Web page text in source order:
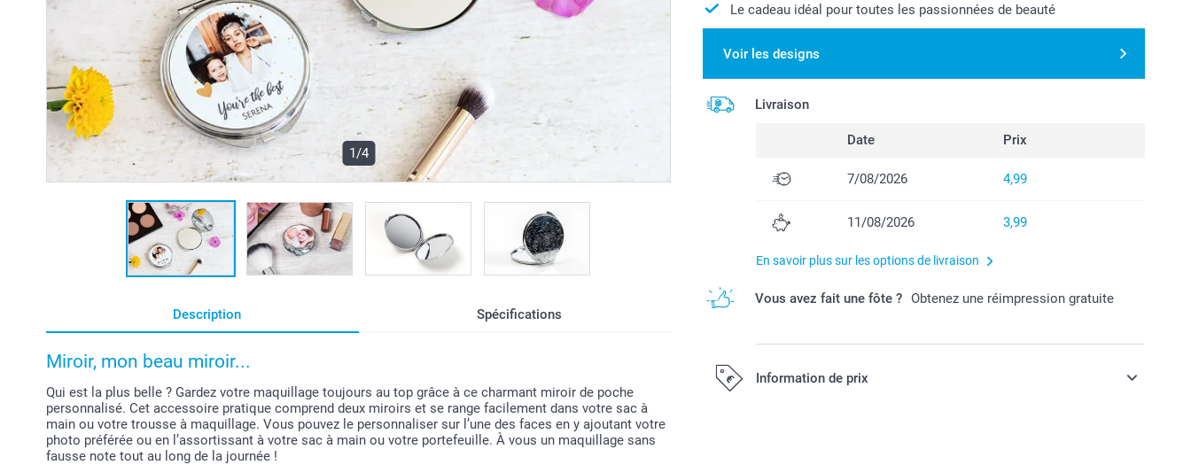
1/4
Description Spécifications
Miroir, mon beau miroir...
Qui est la plus belle ? Gardez votre maquillage toujours au top grâce à ce charmant miroir de poche
personnalisé. Cet accessoire pratique comprend deux miroirs et se range facilement dans votre sac à
main ou votre trousse à maquillage. Vous pouvez le personnaliser sur l’une des faces en y ajoutant votre
photo préférée ou en l’assortissant à votre sac à main ou votre portefeuille. À vous un maquillage sans
fausse note tout au long de la journée !
Le cadeau idéal pour toutes les passionnées de beauté
Voir les designs
Livraison
Date Prix
7/08/2026 4,99
11/08/2026 3,99
En savoir plus sur les options de livraison
Vous avez fait une fôte ? Obtenez une réimpression gratuite
Information de prix